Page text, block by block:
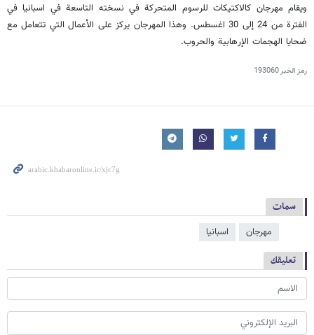
ويقام مهرجان كالاكتيكات للرسوم المتحركة في نسخته التاسعة في اسبانيا في
الفترة من 24 إلى 30 اغسطس. وهذا المهرجان يركز على الأعمال التي تتعامل مع
ضحايا الهجمات الإرهابية والحروب.
رمز الخبر193060
سمات
مهرجان اسبانيا
تعليقك